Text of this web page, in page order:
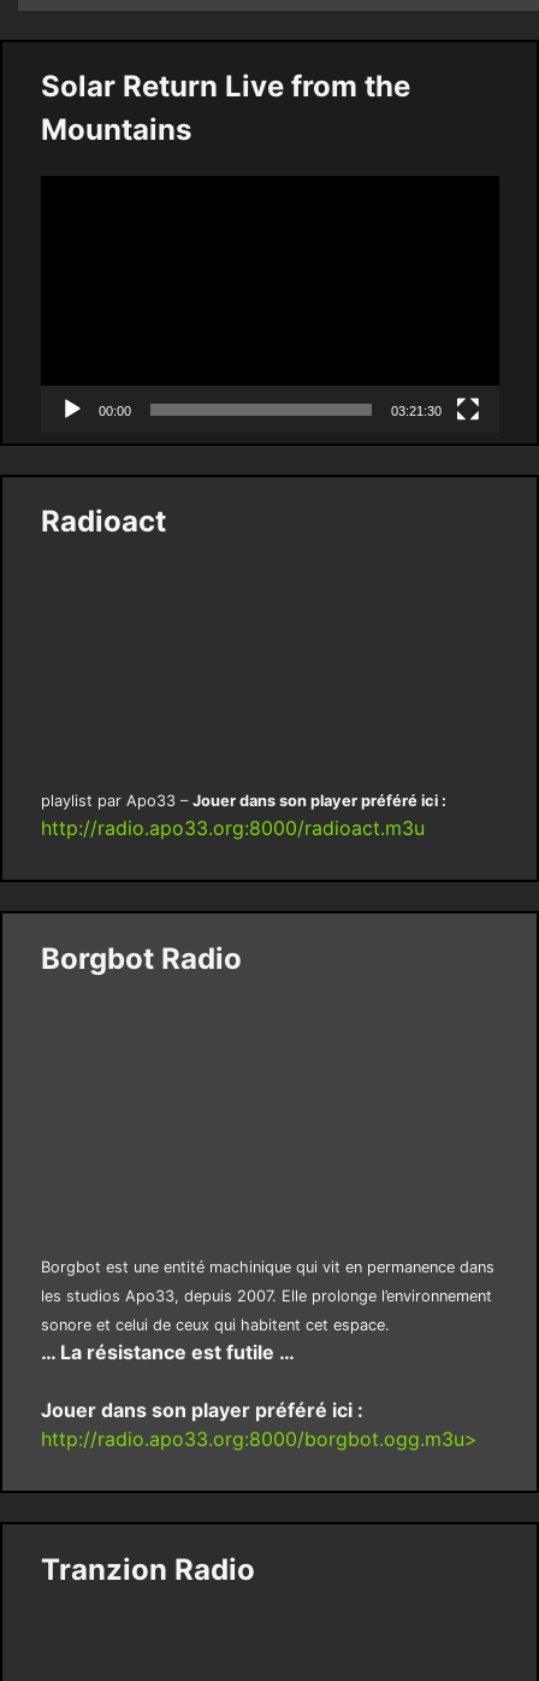
Solar Return Live from the
Mountains
00:00 03:21:30
Radioact
playlist par Apo33 – Jouer dans son player préféré ici :
http://radio.apo33.org:8000/radioact.m3u
Borgbot Radio
Borgbot est une entité machinique qui vit en permanence dans
les studios Apo33, depuis 2007. Elle prolonge l’environnement
sonore et celui de ceux qui habitent cet espace.
… La résistance est futile …
Jouer dans son player préféré ici :
http://radio.apo33.org:8000/borgbot.ogg.m3u>
Tranzion Radio